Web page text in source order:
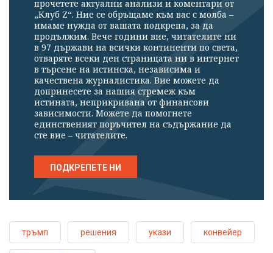
прочетете актуални анализи и коментари от
„Клуб Z“. Ние се обръщаме към вас с молба –
имаме нужда от вашата подкрепа, за да
продължим. Вече години вие, читателите ни
в 97 държави на всички континенти по света,
отваряте всеки ден страницата ни в интернет
в търсене на истинска, независима и
качествена журналистика. Вие можете да
допринесете за нашия стремеж към
истината, неприкривана от финансови
зависимости. Можете да помогнете
единственият поръчител на съдържание да
сте вие – читателите.
ПОДКРЕПЕТЕ НИ
тръмп решения укази конвейер